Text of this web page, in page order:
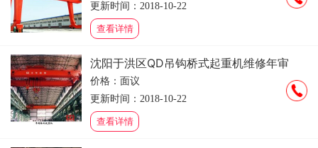
更新时间：2018-10-22
查看详情
沈阳于洪区QD吊钩桥式起重机维修年审
价格：面议
更新时间：2018-10-22
查看详情